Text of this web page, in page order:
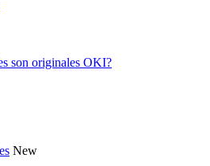
son originales OKI?
New